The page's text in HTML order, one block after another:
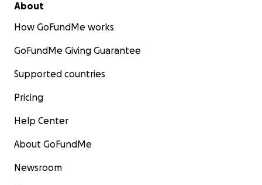
About
How GoFundMe works
GoFundMe Giving Guarantee
Supported countries
Pricing
Help Center
About GoFundMe
Newsroom